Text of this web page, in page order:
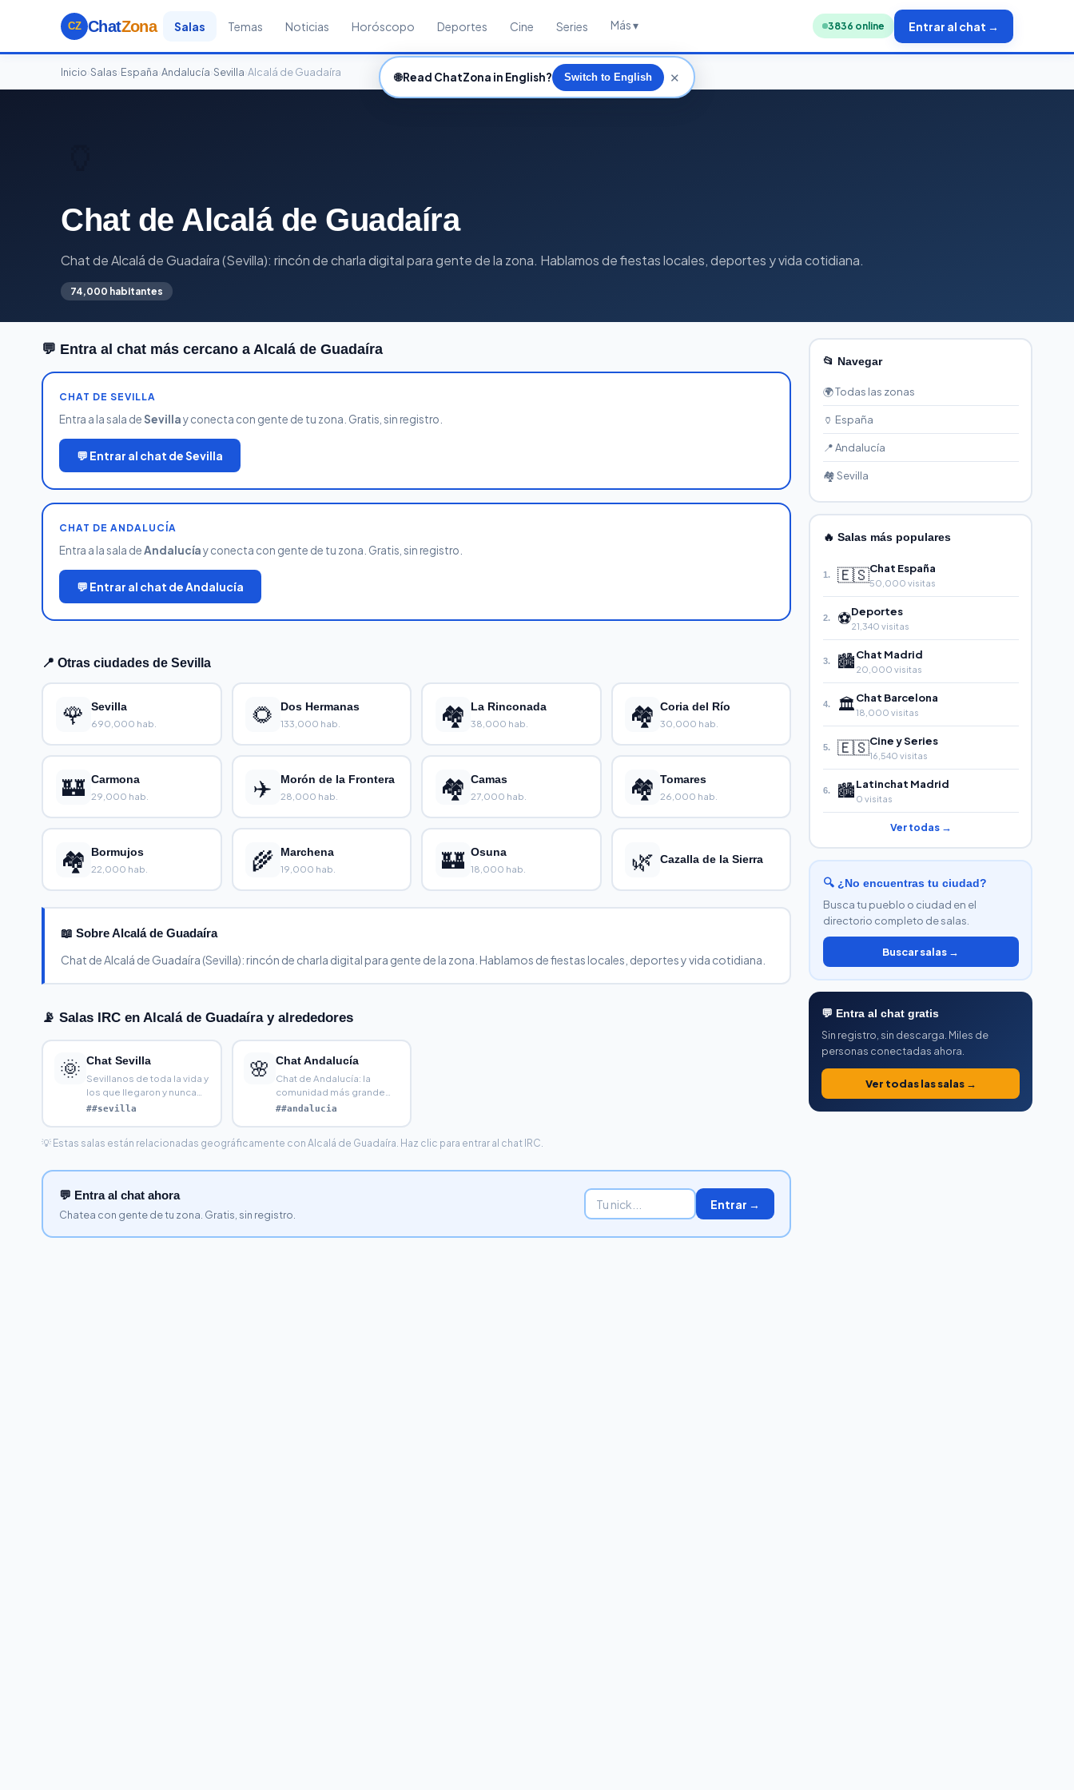
CZ ChatZona Salas Temas Noticias Horóscopo Deportes Cine Series Más ▾ 3857 online Entrar al chat →
Inicio Salas España Andalucía Sevilla Alcalá de Guadaíra
Chat de Alcalá de Guadaíra
Chat de Alcalá de Guadaíra (Sevilla): rincón de charla digital para gente de la zona. Hablamos de fiestas locales, deportes y vida cotidiana.
74,000 habitantes
💬 Entra al chat más cercano a Alcalá de Guadaíra
CHAT DE SEVILLA
Entra a la sala deSevillay conecta con gente de tu zona. Gratis, sin registro.
💬 Entrar al chat de Sevilla
CHAT DE ANDALUCÍA
Entra a la sala deAndalucíay conecta con gente de tu zona. Gratis, sin registro.
💬 Entrar al chat de Andalucía
📍 Otras ciudades de Sevilla
🌹 Sevilla
690,000 hab. 🌻 Dos Hermanas
133,000 hab. 🏘️ La Rinconada
38,000 hab. 🏘️ Coria del Río
30,000 hab.
🏰 Carmona
29,000 hab. ✈️ Morón de la Frontera
28,000 hab. 🏘️ Camas
27,000 hab. 🏘️ Tomares
26,000 hab.
🏘️ Bormujos
22,000 hab. 🌾 Marchena
19,000 hab. 🏰 Osuna
18,000 hab. 🌿 Cazalla de la Sierra
📖 Sobre Alcalá de Guadaíra
Chat de Alcalá de Guadaíra (Sevilla): rincón de charla digital para gente de la zona. Hablamos de fiestas locales, deportes y vida cotidiana.
📡 Salas IRC en Alcalá de Guadaíra y alrededores
🌞 Chat Sevilla
Sevillanos de toda la vida y
los que llegaron y nunca
se fueron. La Fe
##sevilla
🌸
Chat Andalucía
Chat de Andalucía: la
comunidad más grande
de España. Habla con
##andalucia
💡 Estas salas están relacionadas geográficamente con Alcalá de Guadaíra. Haz clic para entrar al chat IRC.
💬 Entra al chat ahora
Chatea con gente de tu zona. Gratis, sin registro.
Entrar →
📂 Navegar
🌍 Todas las zonas
🏺 España
📍 Andalucía
🏘️ Sevilla
🔥 Salas más populares
1. 🇪🇸Chat España
50,000 visitas
2. ⚽Deportes
21,340 visitas
3. 🏙️Chat Madrid
20,000 visitas
4. 🏛️Chat Barcelona
18,000 visitas
5. 🇪🇸Cine y Series
16,540 visitas
6. 🏙️Latinchat Madrid
0 visitas
Ver todas →
🔍 ¿No encuentras tu ciudad?
Busca tu pueblo o ciudad en el
directorio completo de salas.
Buscar salas →
💬 Entra al chat gratis
Sin registro, sin descarga. Miles de
personas conectadas ahora.
Ver todas las salas →
🌐Read ChatZona in English? Switch to English ✕